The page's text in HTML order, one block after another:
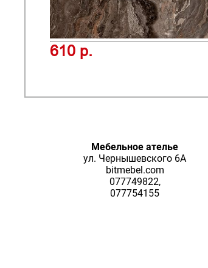
610 р.
Мебельное ателье
ул. Чернышевского 6А
bitmebel.com
077749822,
077754155